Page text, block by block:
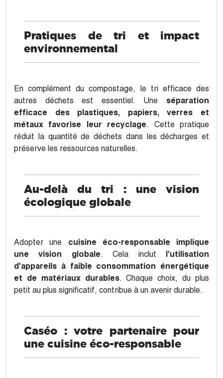
Pratiques de tri et impact
environnemental
En complément du compostage, le tri efficace des
autres déchets est essentiel. Une séparation
efficace des plastiques, papiers, verres et
métaux favorise leur recyclage. Cette pratique
réduit la quantité de déchets dans les décharges et
préserve les ressources naturelles.
Au-delà du tri : une vision
écologique globale
Adopter une cuisine éco-responsable implique
une vision globale. Cela inclut l'utilisation
d'appareils à faible consommation énergétique
et de matériaux durables. Chaque choix, du plus
petit au plus significatif, contribue à un avenir durable.
Caséo : votre partenaire pour
une cuisine éco-responsable